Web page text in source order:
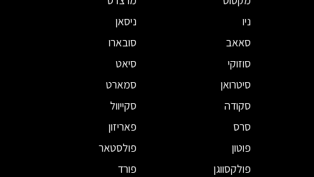
ניו
ניסאן
סאאב
סובארו
סוזוקי
סיאט
סיטרואן
סמארט
סקודה
סקייוול
סרס
פאריזון
פוטון
פולסטאר
פולקסווגן
פורד